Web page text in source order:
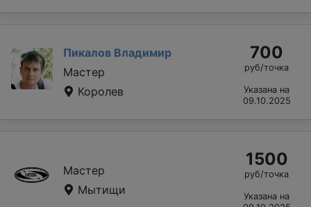
Пикалов Владимир
Мастер
Королев
700
руб/точка
Указана на
09.10.2025
Мастер
Мытищи
1500
руб/точка
Указана на